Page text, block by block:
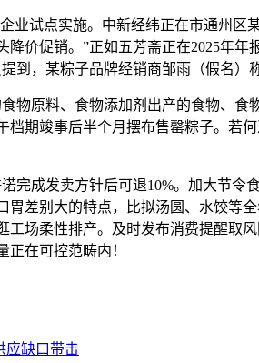
试点实施。中新经纬正在市通州区
价促销。”正如五芳斋正在2025年
，某粽子品牌经销商邹雨（假名）
原料、食物添加剂出产的食物、食
期竣事后半个月摆布售罄粽子。若
成发卖方针后可退10%。加大节令
差别大的特点，比拟汤圆、水饺等
场柔性排产。及时发布消费提醒取
在可控范畴内！
应缺口带击